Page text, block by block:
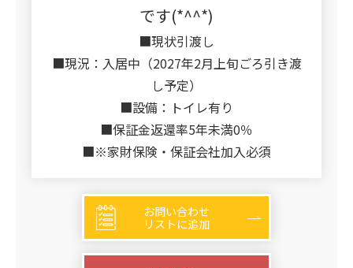
です(*^^*)
■現状引渡し
■現況：入居中（2027年2月上旬ごろ引き渡
し予定）
■設備：トイレ有り
■保証金返還率5年未満0％
■※家財保険・保証会社加入必須
お問い合わせ
リストに追加